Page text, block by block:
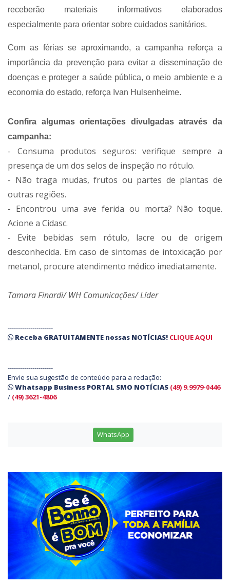
receberão materiais informativos elaborados
especialmente para orientar sobre cuidados sanitários.
Com as férias se aproximando, a campanha reforça a
importância da prevenção para evitar a disseminação de
doenças e proteger a saúde pública, o meio ambiente e a
economia do estado, reforça Ivan Hulsenheime.
Confira algumas orientações divulgadas através da
campanha:
- Consuma produtos seguros: verifique sempre a
presença de um dos selos de inspeção no rótulo.
- Não traga mudas, frutos ou partes de plantas de
outras regiões.
- Encontrou uma ave ferida ou morta? Não toque.
Acione a Cidasc.
- Evite bebidas sem rótulo, lacre ou de origem
desconhecida. Em caso de sintomas de intoxicação por
metanol, procure atendimento médico imediatamente.
Tamara Finardi/ WH Comunicações/ Líder
----------------------
Receba GRATUITAMENTE nossas NOTÍCIAS! CLIQUE AQUI
----------------------
Envie sua sugestão de conteúdo para a redação:
Whatsapp Business PORTAL SMO NOTÍCIAS (49) 9.9979-0446
/ (49) 3621-4806
WhatsApp